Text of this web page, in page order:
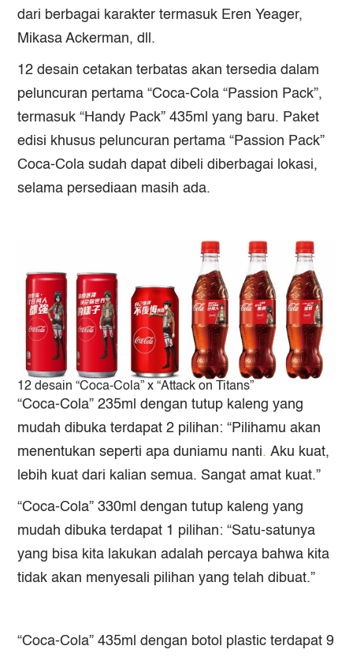
dari berbagai karakter termasuk Eren Yeager,
Mikasa Ackerman, dll.
12 desain cetakan terbatas akan tersedia dalam
peluncuran pertama “Coca-Cola “Passion Pack”,
termasuk “Handy Pack” 435ml yang baru. Paket
edisi khusus peluncuran pertama “Passion Pack”
Coca-Cola sudah dapat dibeli diberbagai lokasi,
selama persediaan masih ada.
12 desain “Coca-Cola” x “Attack on Titans”
“Coca-Cola” 235ml dengan tutup kaleng yang
mudah dibuka terdapat 2 pilihan: “Pilihamu akan
menentukan seperti apa duniamu nanti. Aku kuat,
lebih kuat dari kalian semua. Sangat amat kuat.”
“Coca-Cola” 330ml dengan tutup kaleng yang
mudah dibuka terdapat 1 pilihan: “Satu-satunya
yang bisa kita lakukan adalah percaya bahwa kita
tidak akan menyesali pilihan yang telah dibuat.”
“Coca-Cola” 435ml dengan botol plastic terdapat 9